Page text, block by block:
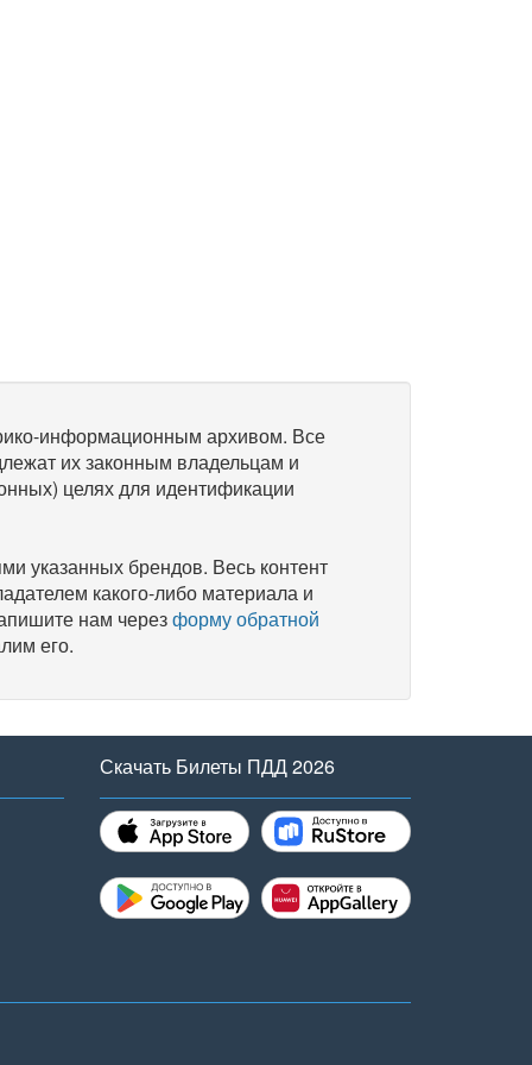
информационным архивом. Все
их законным владельцам и
целях для идентификации
указанных брендов. Весь контент
какого-либо материала и
нам черезформу обратной
его.
Скачать Билеты ПДД 2026